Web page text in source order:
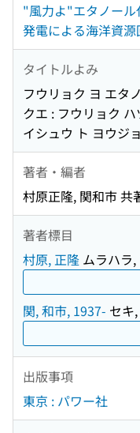
"風力よ"エタノール
発電による海洋資
タイトルよみ
フウリョク ヨ エタ
クエ : フウリョク
イシュウ ト ヨウジ
著者・編者
村原正隆, 関和市 共
著者標目
村原, 正隆 ムラハラ,
関, 和市, 1937- セキ
出版事項
東京 : パワー社